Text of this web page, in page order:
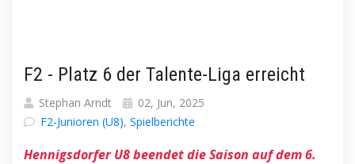
F2 - Platz 6 der Talente-Liga erreicht
Stephan Arndt
02, Jun, 2025
F2-Junioren (U8), Spielberichte
Hennigsdorfer U8 beendet die Saison auf dem 6.